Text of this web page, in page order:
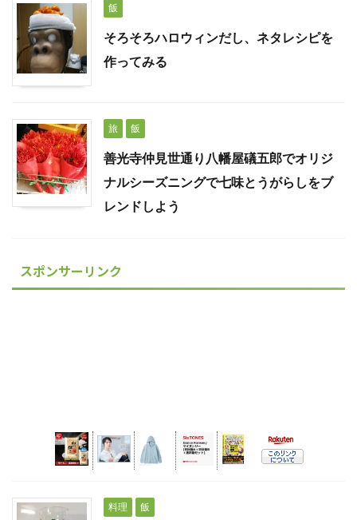
飯
そろそろハロウィンだし、ネタレシピを
作ってみる
旅 飯
善光寺仲見世通り八幡屋礒五郎でオリジ
ナルシーズニングで七味とうがらしをブ
レンドしよう
スポンサーリンク
料理 飯